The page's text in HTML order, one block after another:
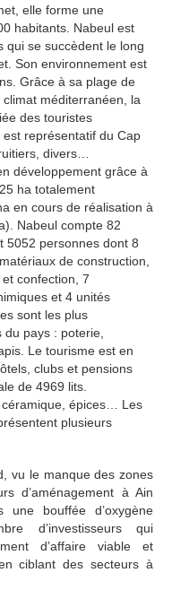
elle forme une
habitants. Nabeul est
qui se succèdent le long
Son environnement est
Grâce à sa plage de
méditerranéen, la
des touristes
représentatif du Cap
divers…
développement grâce à
ha totalement
en cours de réalisation à
Nabeul compte 82
5052 personnes dont 8
de construction,
confection, 7
et 4 unités
sont les plus
pays : poterie,
Le tourisme est en
clubs et pensions
de 4969 lits.
céramique, épices… Les
plusieurs
vu le manque des zones
d’aménagement à Ain
une bouffée d’oxygène
d’investisseurs qui
d’affaire viable et
ciblant des secteurs à